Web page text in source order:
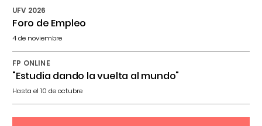
UFV 2026
Foro de Empleo
4 de noviembre
FP ONLINE
"Estudia dando la vuelta al mundo"
Hasta el 10 de octubre